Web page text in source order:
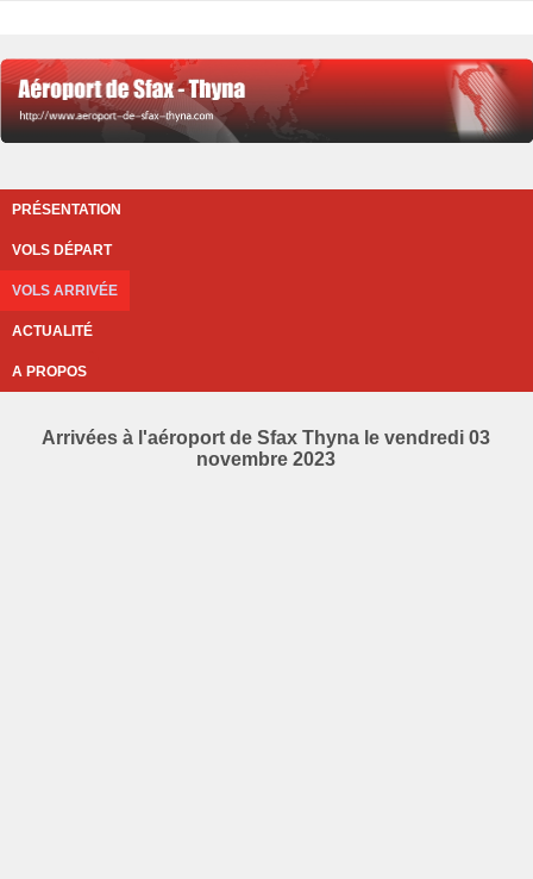
PRÉSENTATION
VOLS DÉPART
VOLS ARRIVÉE
ACTUALITÉ
A PROPOS
Arrivées à l'aéroport de Sfax Thyna le vendredi 03
novembre 2023